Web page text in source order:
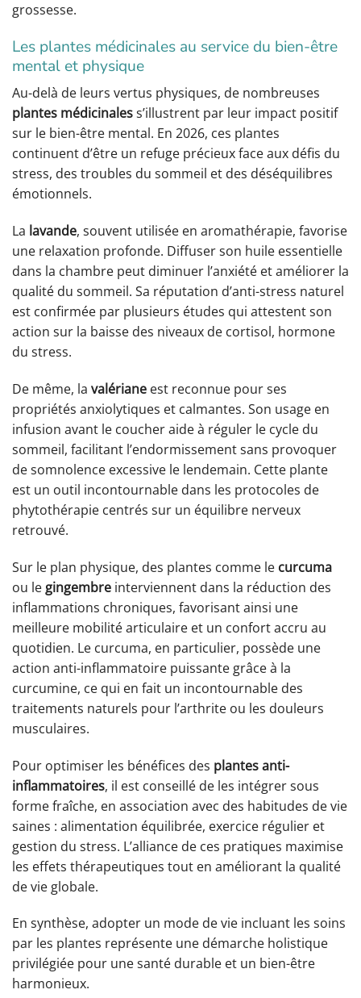
grossesse.
Les plantes médicinales au service du bien-être
mental et physique
Au-delà de leurs vertus physiques, de nombreuses
plantes médicinaless’illustrent par leur impact positif
sur le bien-être mental. En 2026, ces plantes
continuent d’être un refuge précieux face aux défis du
stress, des troubles du sommeil et des déséquilibres
émotionnels.
La lavande, souvent utilisée en aromathérapie, favorise
une relaxation profonde. Diffuser son huile essentielle
dans la chambre peut diminuer l’anxiété et améliorer la
qualité du sommeil. Sa réputation d’anti-stress naturel
est confirmée par plusieurs études qui attestent son
action sur la baisse des niveaux de cortisol, hormone
du stress.
De même, la valériane est reconnue pour ses
propriétés anxiolytiques et calmantes. Son usage en
infusion avant le coucher aide à réguler le cycle du
sommeil, facilitant l’endormissement sans provoquer
de somnolence excessive le lendemain. Cette plante
est un outil incontournable dans les protocoles de
phytothérapie centrés sur un équilibre nerveux
retrouvé.
Sur le plan physique, des plantes comme le curcuma
ou le gingembre interviennent dans la réduction des
inflammations chroniques, favorisant ainsi une
meilleure mobilité articulaire et un confort accru au
quotidien. Le curcuma, en particulier, possède une
action anti-inflammatoire puissante grâce à la
curcumine, ce qui en fait un incontournable des
traitements naturels pour l’arthrite ou les douleurs
musculaires.
Pour optimiser les bénéfices des plantes anti-
inflammatoires, il est conseillé de les intégrer sous
forme fraîche, en association avec des habitudes de vie
saines : alimentation équilibrée, exercice régulier et
gestion du stress. L’alliance de ces pratiques maximise
les effets thérapeutiques tout en améliorant la qualité
de vie globale.
En synthèse, adopter un mode de vie incluant les soins
par les plantes représente une démarche holistique
privilégiée pour une santé durable et un bien-être
harmonieux.